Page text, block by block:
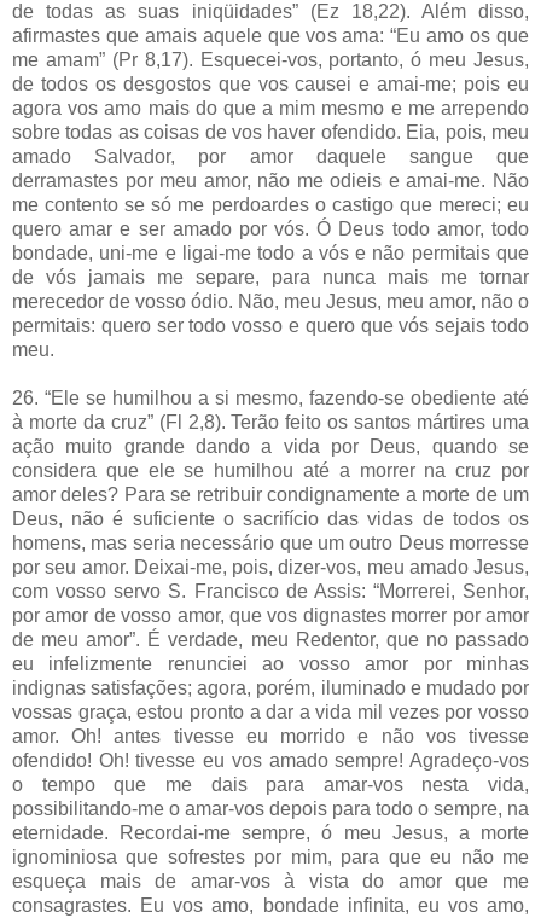
de todas as suas iniqüidades” (Ez 18,22). Além disso,
afirmastes que amais aquele que vos ama: “Eu amo os que
me amam” (Pr 8,17). Esquecei-vos, portanto, ó meu Jesus,
de todos os desgostos que vos causei e amai-me; pois eu
agora vos amo mais do que a mim mesmo e me arrependo
sobre todas as coisas de vos haver ofendido. Eia, pois, meu
amado Salvador, por amor daquele sangue que
derramastes por meu amor, não me odieis e amai-me. Não
me contento se só me perdoardes o castigo que mereci; eu
quero amar e ser amado por vós. Ó Deus todo amor, todo
bondade, uni-me e ligai-me todo a vós e não permitais que
de vós jamais me separe, para nunca mais me tornar
merecedor de vosso ódio. Não, meu Jesus, meu amor, não o
permitais: quero ser todo vosso e quero que vós sejais todo
meu.
26. “Ele se humilhou a si mesmo, fazendo-se obediente até
à morte da cruz” (Fl 2,8). Terão feito os santos mártires uma
ação muito grande dando a vida por Deus, quando se
considera que ele se humilhou até a morrer na cruz por
amor deles? Para se retribuir condignamente a morte de um
Deus, não é suficiente o sacrifício das vidas de todos os
homens, mas seria necessário que um outro Deus morresse
por seu amor. Deixai-me, pois, dizer-vos, meu amado Jesus,
com vosso servo S. Francisco de Assis: “Morrerei, Senhor,
por amor de vosso amor, que vos dignastes morrer por amor
de meu amor”. É verdade, meu Redentor, que no passado
eu infelizmente renunciei ao vosso amor por minhas
indignas satisfações; agora, porém, iluminado e mudado por
vossas graça, estou pronto a dar a vida mil vezes por vosso
amor. Oh! antes tivesse eu morrido e não vos tivesse
ofendido! Oh! tivesse eu vos amado sempre! Agradeço-vos
o tempo que me dais para amar-vos nesta vida,
possibilitando-me o amar-vos depois para todo o sempre, na
eternidade. Recordai-me sempre, ó meu Jesus, a morte
ignominiosa que sofrestes por mim, para que eu não me
esqueça mais de amar-vos à vista do amor que me
consagrastes. Eu vos amo, bondade infinita, eu vos amo,